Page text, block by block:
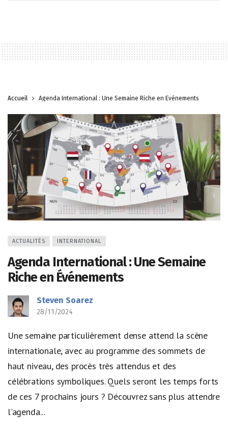
Accueil Agenda International : Une Semaine Riche en Événements
ACTUALITÉS INTERNATIONAL
Agenda International : Une Semaine
Riche en Événements
Steven Soarez
28/11/2024
Une semaine particulièrement dense attend la scène
internationale, avec au programme des sommets de
haut niveau, des procès très attendus et des
célébrations symboliques. Quels seront les temps forts
de ces 7 prochains jours ? Découvrez sans plus attendre
l'agenda...